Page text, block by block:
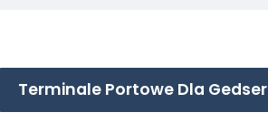
Terminale Portowe Dla Gedser